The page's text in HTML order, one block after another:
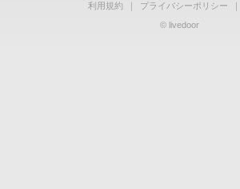
利用規約 ｜ プライバシーポリシー ｜
© livedoor